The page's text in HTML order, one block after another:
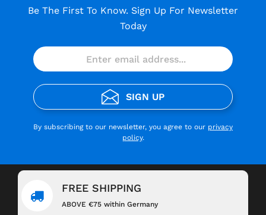
Be The First To Know. Sign Up For Newsletter
Today
SIGN UP
By subscribing to our newsletter, you agree to our privacy
policy.
FREE SHIPPING
ABOVE €75 within Germany